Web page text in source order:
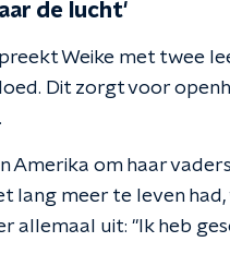
de lucht'
Weike met twee
Dit zorgt voor
Amerika om haar
lang meer te leven
allemaal uit: "Ik heb